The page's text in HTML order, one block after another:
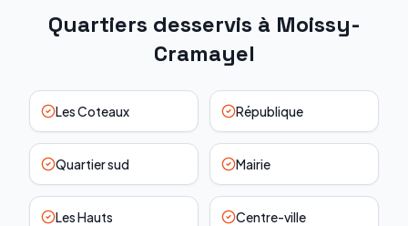
Quartiers desservis à Moissy-
Cramayel
Les Coteaux République
Quartier sud Mairie
Les Hauts Centre-ville